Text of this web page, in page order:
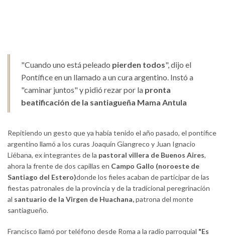
"Cuando uno está peleado pierden todos", dijo el
Pontífice en un llamado a un cura argentino. Instó a
"caminar juntos" y pidió rezar por la pronta
beatificación de la santiagueña Mama Antula
Repitiendo un gesto que ya había tenido el año pasado, el pontífice
argentino llamó a los curas Joaquín Giangreco y Juan Ignacio
Liébana, ex integrantes de la pastoral villera de Buenos Aires,
ahora la frente de dos capillas en Campo Gallo (noroeste de
Santiago del Estero)donde los fieles acaban de participar de las
fiestas patronales de la provincia y de la tradicional peregrinación
al santuario de la Virgen de Huachana,patrona del monte
santiagueño.
Francisco llamó por teléfono desde Roma a la radio parroquial "Es